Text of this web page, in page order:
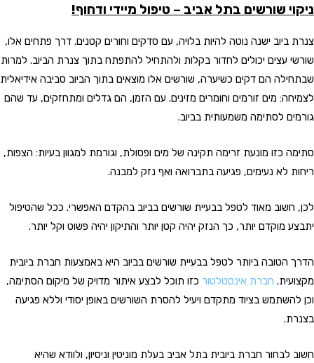
ניקוי שורשים בתל אביב – טיפול מיידי ודחוף!
צנרת ביוב ישנה נוטה להיות בלויה, עם סדקים וחורים קטנים. דרך פתחים אלו,
שורשי עצים יכולים לחדור בקלות ולהתחיל להתפתח בתוך צנרת הביוב. למרות
שבתחילה הם דקים כשיערה, שורשים אלו מוצאים בתוך הביוב סביבה אידיאלית
לצמיחה: מים זורמים וחומרים מזינים. עם הזמן, הם גדלים ומתחזקים, עד שהם
גורמים לסתימה משמעותית בביוב.
סתימה כזו מונעת זרימה תקינה של מים ופסולת, וגורמת למגוון בעיות: הצפות,
ריחות לא נעימים, פגיעה בתברואה ואף נזק למבנה.
לכן, חשוב מאוד לטפל בבעיית שורשים בביוב בהקדם האפשרי. ככל שהטיפול
יתבצע מוקדם יותר, כך הנזק יהיה קטן יותר והתיקון יהיה פשוט וקל יותר.
הדרך הטובה ביותר לטפל בבעיית שורשים בביוב היא באמצעות חברת ביובית
מקצועית. חברת אינסטלטור כזו תוכל לבצע איתור מדויק של מיקום הסתימה,
וכן להשתמש בציוד מתקדם ויעיל להסרת השורשים באופן יסודי וללא פגיעה
בצנרת.
חשוב לבחור חברת ביובית בתל אביב בעלת מוניטין וניסיון, ולוודא שהיא